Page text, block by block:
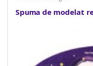
Spuma de modelat